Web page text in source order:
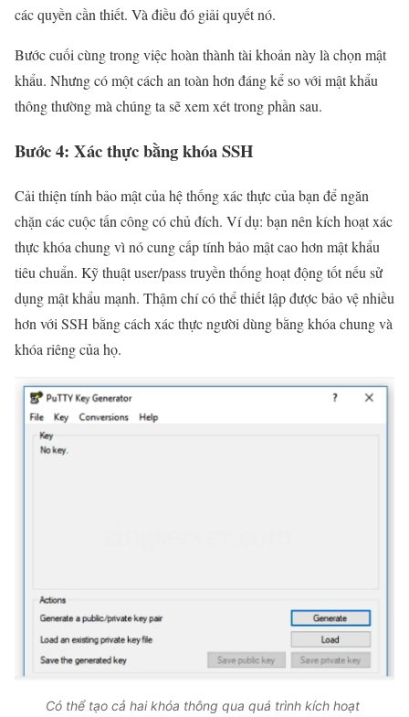
các quyền cần thiết. Và điều đó giải quyết nó.
Bước cuối cùng trong việc hoàn thành tài khoản này là chọn mật
khẩu. Nhưng có một cách an toàn hơn đáng kể so với mật khẩu
thông thường mà chúng ta sẽ xem xét trong phần sau.
Bước 4: Xác thực bằng khóa SSH
Cải thiện tính bảo mật của hệ thống xác thực của bạn để ngăn
chặn các cuộc tấn công có chủ đích. Ví dụ: bạn nên kích hoạt xác
thực khóa chung vì nó cung cấp tính bảo mật cao hơn mật khẩu
tiêu chuẩn. Kỹ thuật user/pass truyền thống hoạt động tốt nếu sử
dụng mật khẩu mạnh. Thậm chí có thể thiết lập được bảo vệ nhiều
hơn với SSH bằng cách xác thực người dùng bằng khóa chung và
khóa riêng của họ.
Có thể tạo cả hai khóa thông qua quá trình kích hoạt